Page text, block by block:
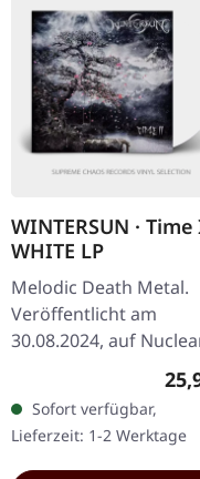
WINTERSUN ·
WHITE LP
Melodic Death Metal.
Veröffentlicht am
30.08.2024, auf
Blast Records. Weißes
Vinyl im Standard-
mit 4-seitigem Booklet.
"Time II"…
Sofort verfügbar,
Lieferzeit: 1-2 Werktage